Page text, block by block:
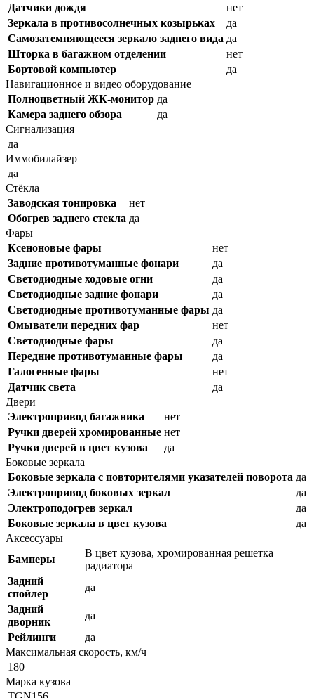
Датчики дождя
нет
Зеркала в противосолнечных козырьках
да
Самозатемняющееся зеркало заднего вида да
Шторка в багажном отделении
нет
Бортовой компьютер
да
Навигационное и видео оборудование
Полноцветный ЖК-монитор да
Камера заднего обзора
да
Сигнализация
да
Иммобилайзер
да
Стёкла
Заводская тонировка
нет
Обогрев заднего стекла да
Фары
Ксеноновые фары
нет
Задние противотуманные фонари
да
Светодиодные ходовые огни
да
Cветодиодные задние фонари
да
Светодиодные противотуманные фары да
Омыватели передних фар
нет
Светодиодные фары
да
Передние противотуманные фары
да
Галогенные фары
нет
Датчик света
да
Двери
Электропривод багажника
нет
Ручки дверей хромированные нет
Ручки дверей в цвет кузова
да
Боковые зеркала
Боковые зеркала с повторителями указателей поворота да
Электропривод боковых зеркал
да
Электроподогрев зеркал
да
Боковые зеркала в цвет кузова
да
Аксессуары
Бамперы
В цвет кузова, хромированная решетка
радиатора
Задний
спойлер
да
Задний
дворник
да
Рейлинги
да
Максимальная скорость, км/ч
180
Марка кузова